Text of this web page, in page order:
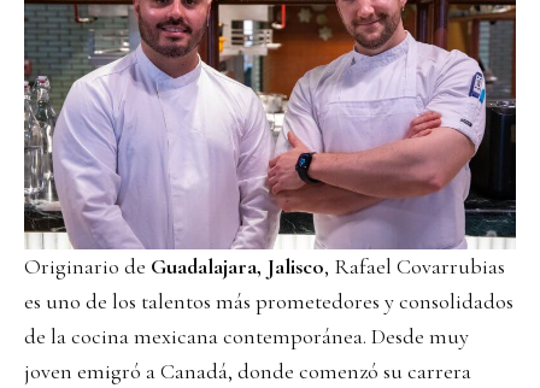
Originario de Guadalajara, Jalisco, Rafael Covarrubias
es uno de los talentos más prometedores y consolidados
de la cocina mexicana contemporánea. Desde muy
joven emigró a Canadá, donde comenzó su carrera